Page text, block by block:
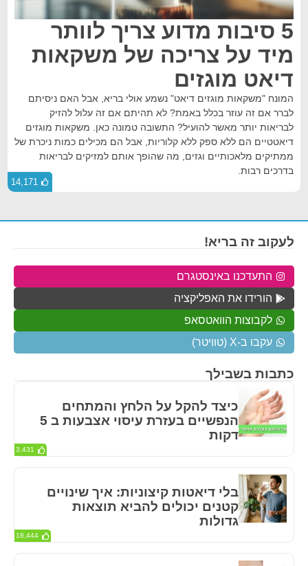
5 סיבות מדוע צריך לוותר
מיד על צריכה של משקאות
דיאט מוגזים
המונח "משקאות מוגזים דיאט" נשמע אולי בריא, אבל האם ניסיתם
לברר אם זה עוזר בכלל באמת? לא תהיתם אם זה עלול להזיק
לבריאות יותר מאשר להועיל? התשובה טמונה כאן. משקאות מוגזים
דיאטטיים הם ללא ספק ללא קלוריות, אבל הם מכילים כמות ניכרת של
ממתיקים מלאכותיים וגזים, מה שהופך אותם למזיקים לבריאות
בדרכים רבות.
14,171
כתבות בשבילך
כיצד להקל על הלחץ והמתחים
הנפשיים בעזרת עיסוי אצבעות ב 5
דקות
3,431
בלי דיאטות קיצוניות: איך שינויים
קטנים יכולים להביא תוצאות
גדולות
18,444
לעקוב זה בריא!
התעדכנו באינסטגרם
הורידו את האפליקציה
לקבוצות הוואטסאפ
עקבו ב-X (טוויטר)